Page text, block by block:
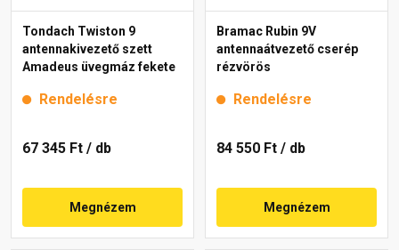
Tondach Twiston 9
antennakivezető szett
Amadeus üvegmáz fekete
Rendelésre
67 345 Ft / db
Megnézem
Bramac Rubin 9V
antennaátvezető cserép
rézvörös
Rendelésre
84 550 Ft / db
Megnézem